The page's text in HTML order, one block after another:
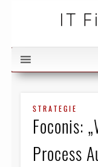
STRATEGIE
Foconis:
Process